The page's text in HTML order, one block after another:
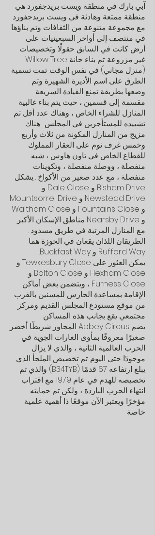
آبي بارك في منطقة ويست بريدجفورد هي
منطقة ممتعة وهادئة في ويست بريدجفورد
مع مجموعة متنوعة من الثقافات وتم بناؤها
في منتصف إلى أواخر السبعينيات على
أرض كانت في السابق حقولًا وتخصيصات
غير مزروعة. تم بناء حانة Willow Tree
(منزل مجاني) في نفس الوقت. تمت تسمية
الطرق على اسم الأديرة الشهيرة وتم
وضعها بطريقة تمنع القيادة السريعة.
مقسمة إلى قسمين ، حيث يتم بناء غالبية
المنازل للشراء الخاص ، وهناك عدد أقل تم
تشييده للمستأجرين في المجلس . هناك
مزيج من المنازل المكونة من ثلاث وأربع
وخمس غرف نوم على العقار المملوك
للقطاع الخاص في تاون هاوس ، شبه
منفصلة ، ووصلة منفصلة ، وتكوينات
منفصلة ، مع عدد صغير من الأكواخ .يشكل
Bisham Drive و Dale Close و
Newstead Drive و Mountsorrel Drive
و
Fountains Close و Waltham Close
و
Nearsby Drive مناطق الإسكان الأكبر
مع المنازل المرتبة في طريق مسدود .
الطريقان اللذان يقعان في الحوزة هما
Rufford Way و Buckfast Way.
يمكن العثور على Tewkesbury Close و
Hexham Close و Bolton Close و
Furness Close ، ويتضمن بعض
أماكن
الإقامة بمساعدة الحارس للمسنين بالقرب
من موقع مستودع المجلس القديم ومركز
مجتمعي يقع بجانب هذه المساكن .
يضم Abbey Circus المجاور شريطًا أخضر
صغيرًا معروفًا بمأوى الغارات الجوية في
الحرب العالمية الثانية ، والذي لا يزال
موجودًا حتى اليوم. تم تخصيص الملجأ الذي
يبلغ ارتفاعه 67 قدمًا (B34TYB) والذي تم
تخصيصه للهدم في عام 1979 مع اقتراب
انتهاء الحرب الباردة ، ولكن تم حمايته
مؤخرًا ويعتبر الآن موقعًا ذا أهمية علمية
خاصة